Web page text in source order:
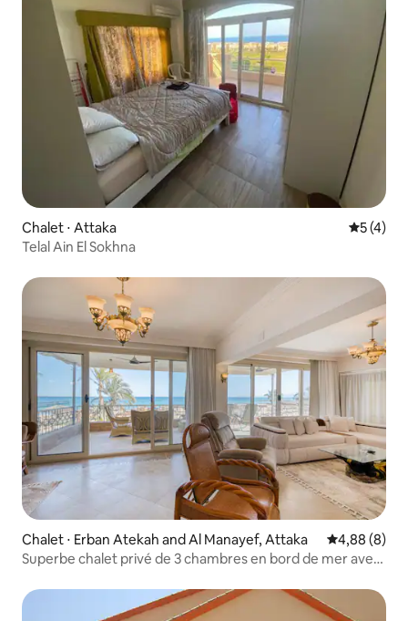
Chalet ⋅ Attaka
5 (4)
Telal Ain El Sokhna
Chalet ⋅ Erban Atekah and Al Manayef, Attaka Évaluation
4,88 (8)
Superbe chalet privé de 3 chambres en bord de mer avec